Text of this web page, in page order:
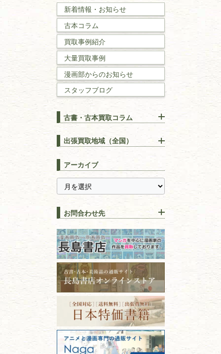
戦記・戦史
国文学・
理工書
数学書・物理学書
建築書
漢方・鍼灸・東洋医学
易学・占い
スピリチュアル・
全集・
趣味・教養
書道
拓本・法帖・碑帖
篆刻・印譜
書道具
美術書・アート本・
デザイン本
カメラ・撮影術
新着情報・お知らせ
古本コラム
買取事例紹介
大量買取事例
漫画部からのお知らせ
スタッフブログ
古書・古本買取コラム
【出張買取】古本の大量買取
りOK！効率的に売る方法
長島書店の便利な買取サービ
ス
【持ち込み買取】店頭で簡単
に古本を売るメリットとは？
上手な売り方のコツを解説
因！適切な管理で長持ちさせ
るコツ
古本は汚れていると買取でき
ない？適切な保管方法とクリ
ーニング！
ISBNコードとは？書籍の識別
番号の意味と役割を解説
価値ある古書を売るポイント
と注意点
出張買取地域（全国）
千葉県
神奈川県
静岡県
山梨県
新潟県
長野県
愛知県
石川県
福井県
福島県
富山県
青森県
岩手県
宮城県
秋田県
山形県
岐阜県
三重県
滋賀県
京都府
大阪府
アーカイブ
お問合わせ先
古本買取専門店 長島書店
〒101-0051
東京都千代田区神田神保町2-5-1
フリーダイヤル：0120-414-548
電話：03-3512-8115
FAX：03-3512-8116
古物商許可：東京都公安委員会 第
301028901712号
古物商名称：有限会社長島書店